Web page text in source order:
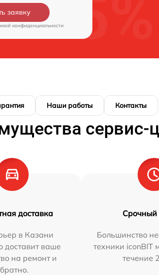
заявку
конфиденциальности
Наши работы Контакты
сервис-
доставка
в Казани
доставит ваше
на ремонт и
Срочный
Большинство
техники iconBIT
течение